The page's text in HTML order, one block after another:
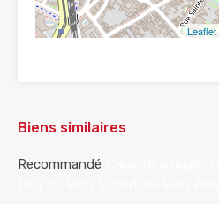
Leaflet
Biens similaires
Recommandé